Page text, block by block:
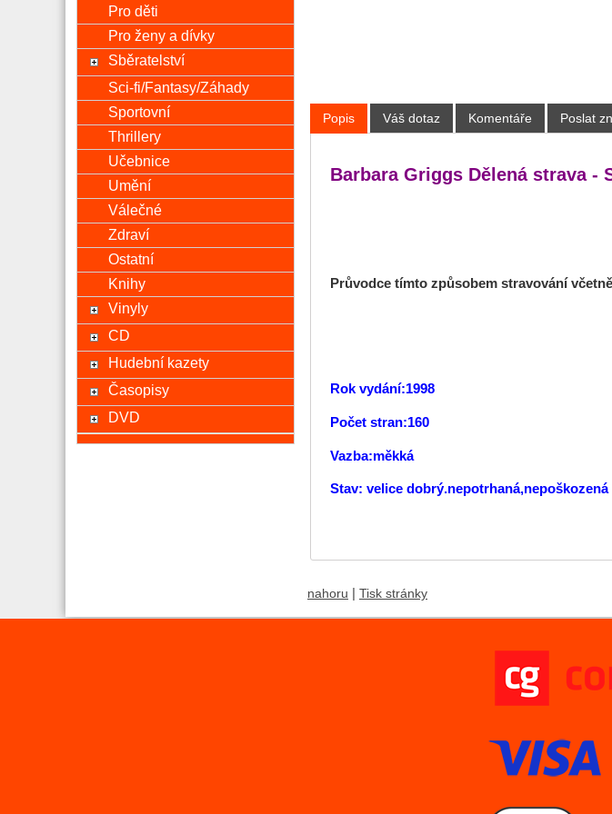
Popis Váš dotaz Komentáře Poslat
Barbara Griggs Dělená strava -
Průvodce tímto způsobem stravování
Rok vydání:1998
Počet stran:160
Vazba:měkká
Stav: velice
nahoru Tisk stránky
Pro děti
Pro ženy a dívky
Sběratelství
Sci-fi/Fantasy/Záhady
Sportovní
Thrillery
Učebnice
Umění
Válečné
Zdraví
Ostatní
Knihy
Vinyly
CD
Hudební kazety
Časopisy
DVD